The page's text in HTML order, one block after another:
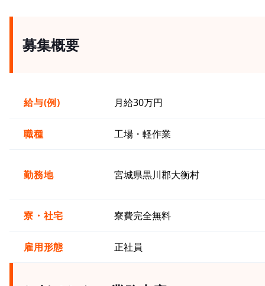
募集概要
給与(例) 月給30万円
職種 工場・軽作業
勤務地 宮城県黒川郡大衡村
寮・社宅 寮費完全無料
雇用形態 正社員